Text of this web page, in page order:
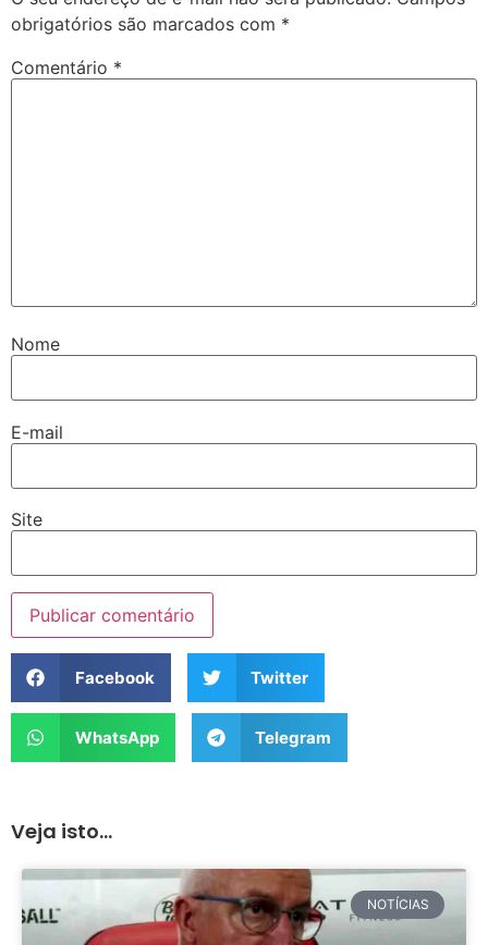
obrigatórios são marcados com *
Comentário *
Nome
E-mail
Site
Facebook Twitter
WhatsApp Telegram
Veja isto...
NOTÍCIAS